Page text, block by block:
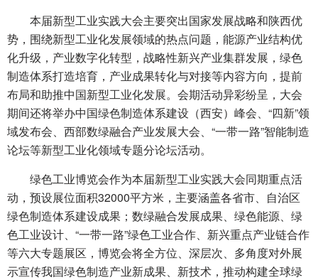
本届新型工业实践大会主要突出国家发展战略和陕西优
势，围绕新型工业化发展领域的热点问题，能源产业结构优
化升级，产业数字化转型，战略性新兴产业集群发展，绿色
制造体系打造培育，产业成果转化与对接等内容方向，提前
布局和助推中国新型工业化发展。会期活动异彩纷呈，大会
期间还将举办中国绿色制造体系建设（西安）峰会、“四新”领
域发布会、西部数绿融合产业发展大会、“一带一路”智能制造
论坛等新型工业化领域专题分论坛活动。
绿色工业博览会作为本届新型工业实践大会同期重点活
动，预设展位面积32000平方米，主要涵盖各省市、自治区
绿色制造体系建设成果；数绿融合发展成果、绿色能源、绿
色工业设计、“一带一路”绿色工业合作、新兴重点产业链合作
等六大专题展区，博览会将全方位、深层次、多角度对外展
示宣传我国绿色制造产业新成果、新技术，推动构建全球绿